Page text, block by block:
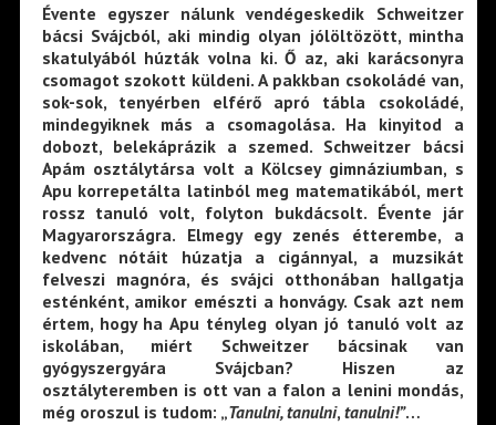
Évente egyszer nálunk vendégeskedik Schweitzer
bácsi Svájcból, aki mindig olyan jólöltözött, mintha
skatulyából húzták volna ki. Ő az, aki karácsonyra
csomagot szokott küldeni. A pakkban csokoládé van,
sok-sok, tenyérben elférő apró tábla csokoládé,
mindegyiknek más a csomagolása. Ha kinyitod a
dobozt, belekáprázik a szemed. Schweitzer bácsi
Apám osztálytársa volt a Kölcsey gimnáziumban, s
Apu korrepetálta latinból meg matematikából, mert
rossz tanuló volt, folyton bukdácsolt. Évente jár
Magyarországra. Elmegy egy zenés étterembe, a
kedvenc nótáit húzatja a cigánnyal, a muzsikát
felveszi magnóra, és svájci otthonában hallgatja
esténként, amikor emészti a honvágy. Csak azt nem
értem, hogy ha Apu tényleg olyan jó tanuló volt az
iskolában, miért Schweitzer bácsinak van
gyógyszergyára Svájcban? Hiszen az
osztályteremben is ott van a falon a lenini mondás,
még oroszul is tudom: „Tanulni, tanulni, tanulni!”…